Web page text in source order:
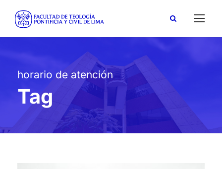
horario de atención
Tag